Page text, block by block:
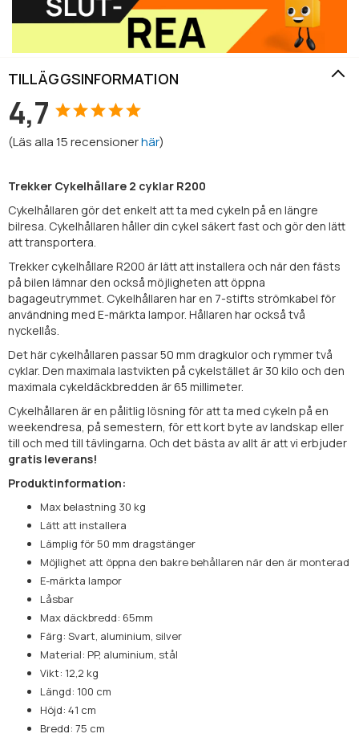
TILLÄGGSINFORMATION
4,7
(Läs alla15recensionerhär)
Trekker Cykelhållare 2 cyklar R200
Cykelhållaren gör det enkelt att ta med cykeln på en längre
bilresa. Cykelhållaren håller din cykel säkert fast och gör den lätt
att transportera.
Trekker cykelhållare R200 är lätt att installera och när den fästs
på bilen lämnar den också möjligheten att öppna
bagageutrymmet. Cykelhållaren har en 7-stifts strömkabel för
användning med E-märkta lampor. Hållaren har också två
nyckellås.
Det här cykelhållaren passar 50 mm dragkulor och rymmer två
cyklar. Den maximala lastvikten på cykelstället är 30 kilo och den
maximala cykeldäckbredden är 65 millimeter.
Cykelhållaren är en pålitlig lösning för att ta med cykeln på en
weekendresa, på semestern, för ett kort byte av landskap eller
till och med till tävlingarna. Och det bästa av allt är att vi erbjuder
gratis leverans!
Produktinformation:
Max belastning 30 kg
Lätt att installera
Lämplig för 50 mm dragstänger
Möjlighet att öppna den bakre behållaren när den är monterad
E-märkta lampor
Låsbar
Max däckbredd: 65mm
Färg: Svart, aluminium, silver
Material: PP, aluminium, stål
Vikt: 12,2 kg
Längd: 100 cm
Höjd: 41 cm
Bredd: 75 cm